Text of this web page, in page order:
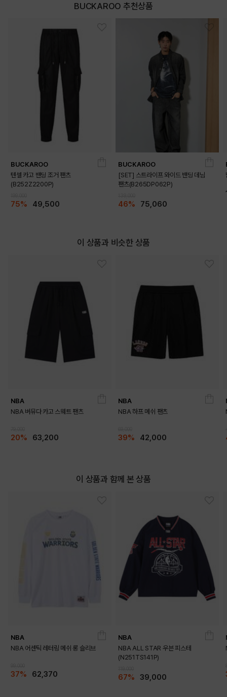
BUCKAROO 추천상품
BUCKAROO
텐셀 카고 밴딩 조거 팬츠
(B252Z2200P)
75% 49,500
BUCKAROO
[SET] 스트라이프 와이드 밴딩 데님
팬츠(B265DP062P)
46% 75,060
이 상품과 비슷한 상품
NBA
NBA 버뮤다 카고 스웨트 팬츠
20% 63,200
NBA
NBA 하프 메쉬 팬츠
39% 42,000
이 상품과 함께 본 상품
NBA
NBA 어센틱 레터링 메쉬 롱 슬리브
37% 62,370
NBA
NBA ALL STAR 우븐 피스테
(N251TS141P)
67% 39,000